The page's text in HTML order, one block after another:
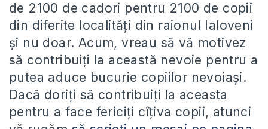
de 2100 de cadori pentru 2100 de copii
din diferite localități din raionul Ialoveni
și nu doar. Acum, vreau să vă motivez
să contribuiți la această nevoie pentru a
putea aduce bucurie copiilor nevoiași.
Dacă doriți să contribuiți la aceasta
pentru a face fericiți cîțiva copii, atunci